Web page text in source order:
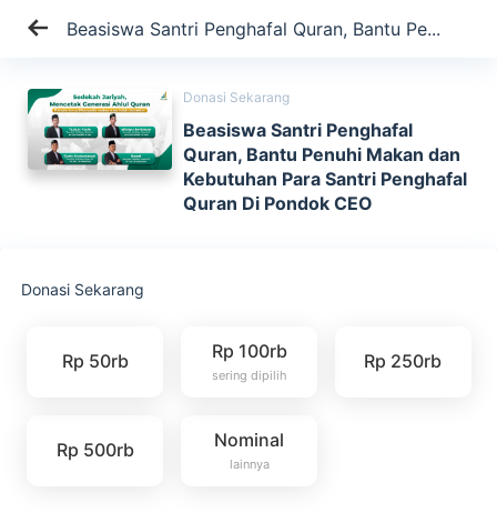
Beasiswa Santri Penghafal Quran, Bantu Pe...
Donasi Sekarang
Beasiswa Santri Penghafal
Quran, Bantu Penuhi Makan dan
Kebutuhan Para Santri Penghafal
Quran Di Pondok CEO
Donasi Sekarang
Rp 50rb Rp 100rb
sering dipilih
Rp 250rb
Rp 500rb Nominal
lainnya